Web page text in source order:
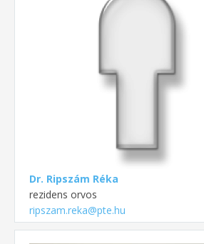
Dr. Ripszám Réka
rezidens orvos
ripszam.reka@pte.hu